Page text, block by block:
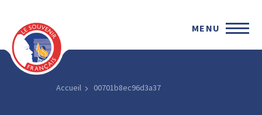
MENU
Accueil 00701b8ec96d3a37